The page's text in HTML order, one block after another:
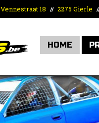
Vennestraat 18 // 2275 Gierle
HOME